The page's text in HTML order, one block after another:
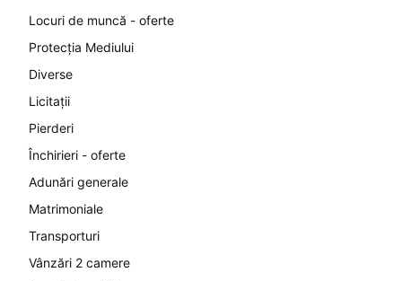
Locuri de muncă - oferte
Protecția Mediului
Diverse
Licitații
Pierderi
Închirieri - oferte
Adunări generale
Matrimoniale
Transporturi
Vânzări 2 camere